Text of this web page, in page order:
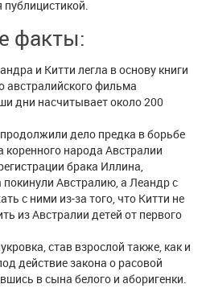
публицистикой.
факты:
и Китти легла в основу книги
австралийского фильма
дни насчитывает около 200
дело предка в борьбе
коренного народа Австралии
брака Иллина,
Австралию, а Леандр с
с ними из-за того, что Китти не
из Австралии детей от первого
став взрослой также, как и
действие закона о расовой
в сына белого и аборигенки.